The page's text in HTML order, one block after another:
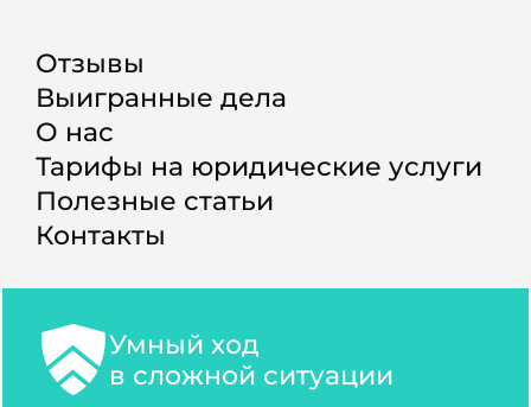
Отзывы
Выигранные дела
О нас
Тарифы на юридические услуги
Полезные статьи
Контакты
Умный ход
в сложной ситуации